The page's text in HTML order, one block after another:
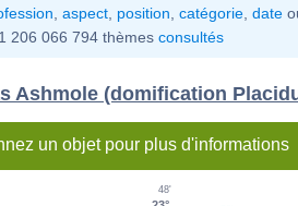
aspect position catégorie date
1 206 066 794 thèmes consultés
Ashmole (domification
un objet pour plus d'informations
48'